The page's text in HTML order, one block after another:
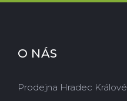
O NÁS
Prodejna Hradec Králové